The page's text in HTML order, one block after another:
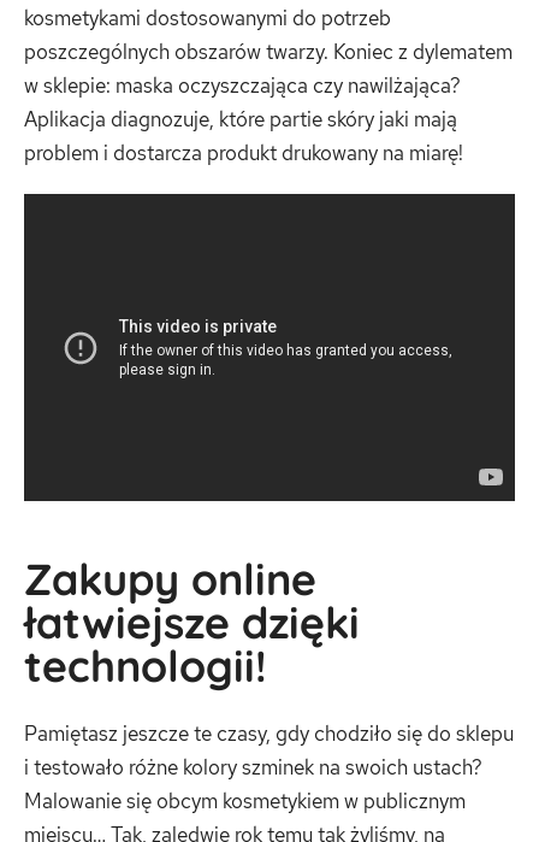
kosmetykami dostosowanymi do potrzeb
poszczególnych obszarów twarzy. Koniec z dylematem
w sklepie: maska oczyszczająca czy nawilżająca?
Aplikacja diagnozuje, które partie skóry jaki mają
problem i dostarcza produkt drukowany na miarę!
Zakupy online
łatwiejsze dzięki
technologii!
Pamiętasz jeszcze te czasy, gdy chodziło się do sklepu
i testowało różne kolory szminek na swoich ustach?
Malowanie się obcym kosmetykiem w publicznym
miejscu… Tak, zaledwie rok temu tak żyliśmy, na